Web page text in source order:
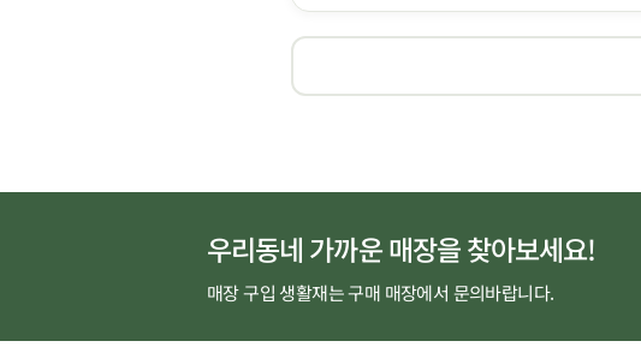
우리동네 가까운 매장을 찾아보세요!
매장 구입 생활재는 구매 매장에서 문의바랍니다.